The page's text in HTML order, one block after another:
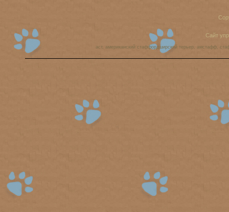
Сайт
аст, американский стаффордширский терьер, амстафф,